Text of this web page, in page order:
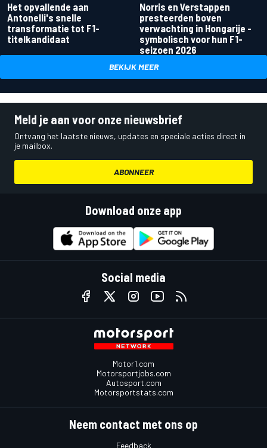
Het opvallende aan
Antonelli's snelle
transformatie tot F1-
titelkandidaat
Norris en Verstappen
presteerden boven
verwachting in Hongarije -
symbolisch voor hun F1-
seizoen 2026
BEKIJK MEER
Meld je aan voor onze nieuwsbrief
Ontvang het laatste nieuws, updates en speciale acties direct in
je mailbox.
ABONNEER
Download onze app
Social media
Motor1.com
Motorsportjobs.com
Autosport.com
Motorsportstats.com
Neem contact met ons op
Feedback